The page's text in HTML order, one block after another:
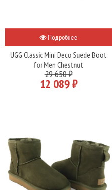
Подробнее
UGG Classic Mini Deco Suede Boot
for Men Chestnut
29 650 ₽
12 089 ₽